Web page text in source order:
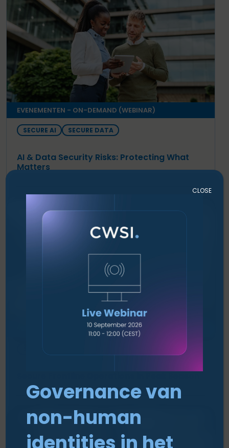
EVENEMENTEN - ON-DEMAND (WEBINAR)
SECURE AI SECURE DATA
AI & Data Security Risks: Protecting What
Matters
EVENEMENTEN - ON-DEMAND (WEBINAR)
Governance van
non-human
CLOSE